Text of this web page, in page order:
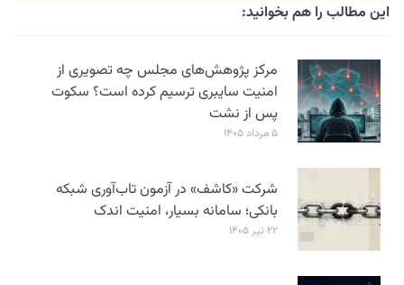
این مطالب را هم بخوانید:
مرکز پژوهش‌های مجلس چه تصویری از
امنیت سایبری ترسیم کرده است؟ سکوت
پس از نشت
۵ مرداد ۱۴۰۵
شرکت «کاشف» در آزمون تاب‌آوری شبکه
بانکی؛ سامانه‌ بسیار، امنیت اندک
۲۲ تیر ۱۴۰۵